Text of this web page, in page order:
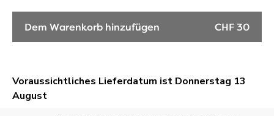
Dem Warenkorb hinzufügen CHF 30